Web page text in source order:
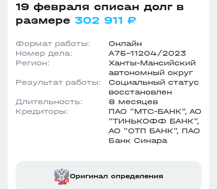
19 февраля списан долг в
размере 302 911 ₽
Формат работы:
Онлайн
Номер дела:
А75-11204/2023
Регион:
Ханты-Мансийский
автономный округ
Результат работы:
Социальный статус
восстановлен
Длительность:
8 месяцев
Кредиторы:
ПАО "МТС-БАНК", АО
"ТИНЬКОФФ БАНК",
АО "ОТП БАНК", ПАО
Банк Синара
Оригинал определения